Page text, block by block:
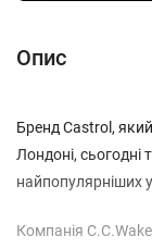
Опис
Бренд Castrol,
Лондоні,
найпопулярніших у
Компанія